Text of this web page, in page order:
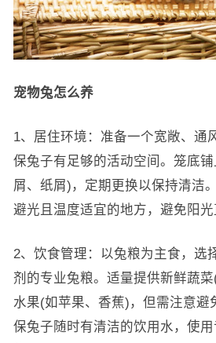
宠物兔怎么养
1、居住环境：准备一个宽敞、通
保兔子有足够的活动空间。笼底
屑、纸屑)，定期更换以保持清洁
避光且温度适宜的地方，避免阳光
2、饮食管理：以兔粮为主食，选
剂的专业兔粮。适量提供新鲜蔬
水果(如苹果、香蕉)，但需注意避
保兔子随时有清洁的饮用水，使